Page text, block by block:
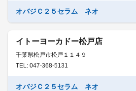
オバジＣ２５セラム ネオ
イトーヨーカドー松戸店
千葉県松戸市松戸１１４９
TEL: 047-368-5131
オバジＣ２５セラム ネオ